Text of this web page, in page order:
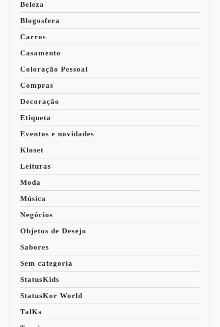
Beleza
Blogosfera
Carros
Casamento
Coloração Pessoal
Compras
Decoração
Etiqueta
Eventos e novidades
Kloset
Leituras
Moda
Música
Negócios
Objetos de Desejo
Sabores
Sem categoria
StatusKids
StatusKor World
TalKs